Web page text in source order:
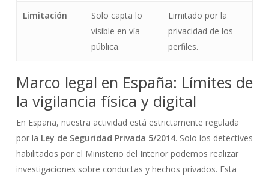
Limitación
Solo capta lo
visible en vía
pública.
Limitado por la
privacidad de los
perfiles.
Marco legal en España: Límites de
la vigilancia física y digital
En España, nuestra actividad está estrictamente regulada
por la Ley de Seguridad Privada 5/2014. Solo los detectives
habilitados por el Ministerio del Interior podemos realizar
investigaciones sobre conductas y hechos privados. Esta